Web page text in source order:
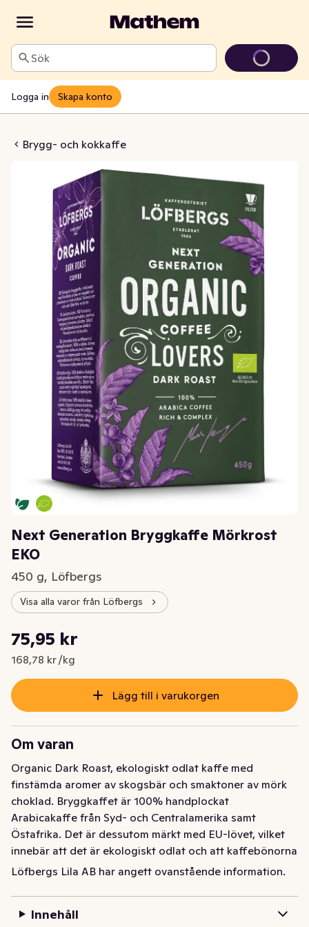
Sök
Logga in Skapa konto
Brygg- och kokkaffe
Mörkrost EKO
Next Generation Bryggkaffe Mörkrost
EKO
450 g, Löfbergs
Visa alla varor från Löfbergs
Nuvarande pris är: 75,95 kr
75,95 kr
168,78 kr /kg
Styckpris: 168,78 kr /kg
Lägg till i varukorgen
Om varan
Organic Dark Roast, ekologiskt odlat kaffe med
finstämda aromer av skogsbär och smaktoner av mörk
choklad. Bryggkaffet är 100% handplockat
Arabicakaffe från Syd- och Centralamerika samt
Östafrika. Det är dessutom märkt med EU-lövet, vilket
innebär att det är ekologiskt odlat och att kaffebönorna
har fått växa och mogna utan konstgödning och
rekommenderar att tillreda Organic dark roast i en
kaffebryggare. Innan du börjar brygga kaffet bör du se
Löfbergs Lila AB har angett ovanstående information.
Innehåll